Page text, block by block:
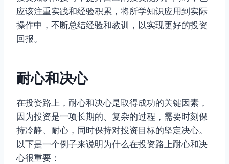
应该注重实践和经验积累，将所学知识应用到实际
操作中，不断总结经验和教训，以实现更好的投资
回报。
耐心和决心
在投资路上，耐心和决心是取得成功的关键因素，
因为投资是一项长期的、复杂的过程，需要时刻保
持冷静、耐心，同时保持对投资目标的坚定决心。
以下是一个例子来说明为什么在投资路上耐心和决
心很重要：